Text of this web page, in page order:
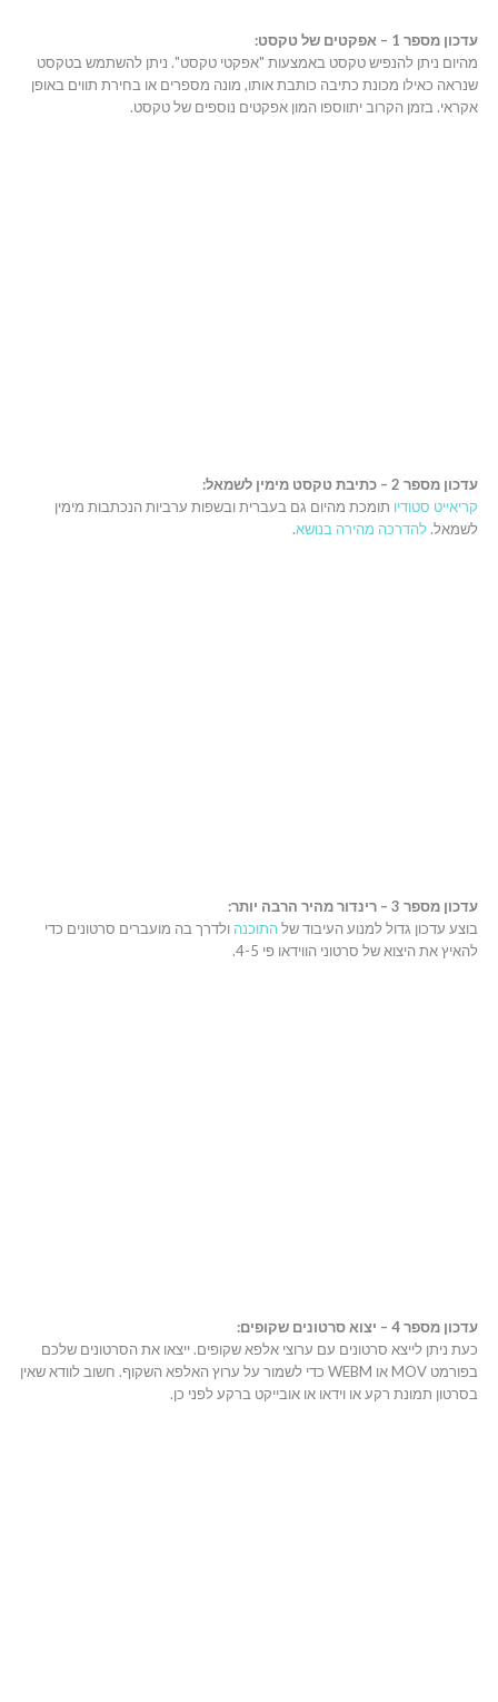
עדכון מספר 1 – אפקטים של טקסט:
מהיום ניתן להנפיש טקסט באמצעות "אפקטי טקסט". ניתן להשתמש בטקסט
שנראה כאילו מכונת כתיבה כותבת אותו, מונה מספרים או בחירת תווים באופן
אקראי. בזמן הקרוב יתווספו המון אפקטים נוספים של טקסט.
עדכון מספר 2 – כתיבת טקסט מימין לשמאל:
קריאייט סטודיו תומכת מהיום גם בעברית ובשפות ערביות הנכתבות מימין
לשמאל.להדרכה מהירה בנושא.
עדכון מספר 3 – רינדור מהיר הרבה יותר:
בוצע עדכון גדול למנוע העיבוד שלהתוכנה ולדרך בה מועברים סרטונים כדי
להאיץ את היצוא של סרטוני הווידאו פי 4-5.
עדכון מספר 4 – יצוא סרטונים שקופים:
כעת ניתן לייצא סרטונים עם ערוצי אלפא שקופים. ייצאו את הסרטונים שלכם
בפורמט MOV או WEBM כדי לשמור על ערוץ האלפא השקוף. חשוב לוודא שאין
בסרטון תמונת רקע או וידאו או אובייקט ברקע לפני כן.